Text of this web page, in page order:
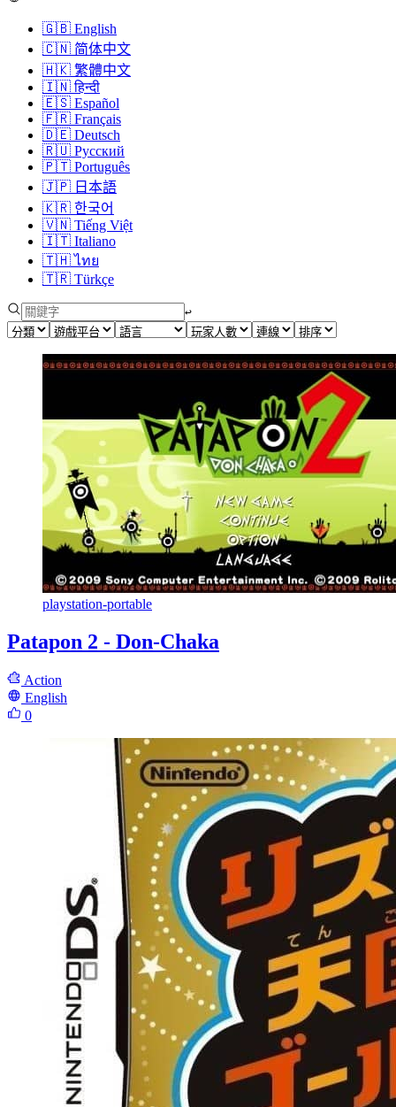
🇬🇧 English
🇨🇳 简体中文
🇭🇰 繁體中文
🇮🇳 हिन्दी
🇪🇸 Español
🇫🇷 Français
🇩🇪 Deutsch
🇷🇺 Русский
🇵🇹 Português
🇯🇵 日本語
🇰🇷 한국어
🇻🇳 Tiếng Việt
🇮🇹 Italiano
🇹🇭 ไทย
🇹🇷 Türkçe
↩︎
playstation-portable
Patapon 2 - Don-Chaka
Action
English
0